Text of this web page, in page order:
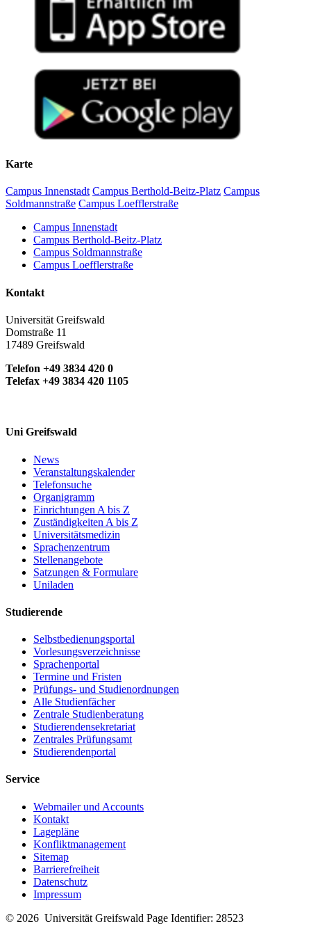
Dr. Henriek Bosua
Zoologisches Institut und Museum
AG Tierphysiologie
Felix-Hausdorff-Straße 1, Erdgeschoss, Raum B.00.12
D - 17489 Greifswald
Tel. +49 (0)3834 420 4247
henrika(dot)bosua(at)zoologi(dot)su(dot)se
Dr. Gözde Güney
Zoologisches Institut und Museum
AG Tierphysiologie
Tel. +49 (0)3834 420 4247
goezde(dot)gueney(at)uni-greifswald(dot)de
Sophie Wieprecht
s-sowiep(at)uni-greifswald(dot)de
Hjördis Lemmel
s-hjlemm(at)uni-greifswald(dot)de
Theodor Fiedler
tf152211(at)uni-greifswald(dot)de
christopher(dot)hucke(at)stud(dot)uni-greifswald(dot)de
Kevin Riedner
riednerk(at)gmail(dot)com
Aimée Engler
aime(dot)engler(at)stud(dot)uni-greifswald(dot)de
Karte
Campus Innenstadt Campus Berthold-Beitz-Platz Campus
Soldmannstraße Campus Loefflerstraße
Campus Innenstadt
Campus Berthold-Beitz-Platz
Campus Soldmannstraße
Campus Loefflerstraße
Kontakt
Universität Greifswald
Domstraße 11
17489 Greifswald
Telefon +49 3834 420 0
Telefax +49 3834 420 1105
Uni Greifswald
News
Veranstaltungskalender
Telefonsuche
Organigramm
Einrichtungen A bis Z
Zuständigkeiten A bis Z
Universitätsmedizin
Sprachenzentrum
Stellenangebote
Satzungen & Formulare
Uniladen
Studierende
Selbstbedienungsportal
Vorlesungsverzeichnisse
Sprachenportal
Termine und Fristen
Prüfungs- und Studienordnungen
Alle Studienfächer
Zentrale Studienberatung
Studierendensekretariat
Zentrales Prüfungsamt
Studierendenportal
Service
Webmailer und Accounts
Kontakt
Lagepläne
Konfliktmanagement
Sitemap
Barrierefreiheit
Datenschutz
Impressum
© 2026 Universität Greifswald Page Identifier: 28523